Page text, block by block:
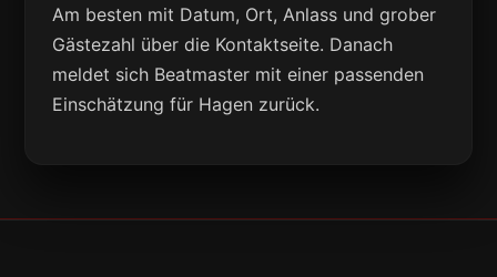
Am besten mit Datum, Ort, Anlass und grober
Gästezahl über die Kontaktseite. Danach
meldet sich Beatmaster mit einer passenden
Einschätzung für Hagen zurück.